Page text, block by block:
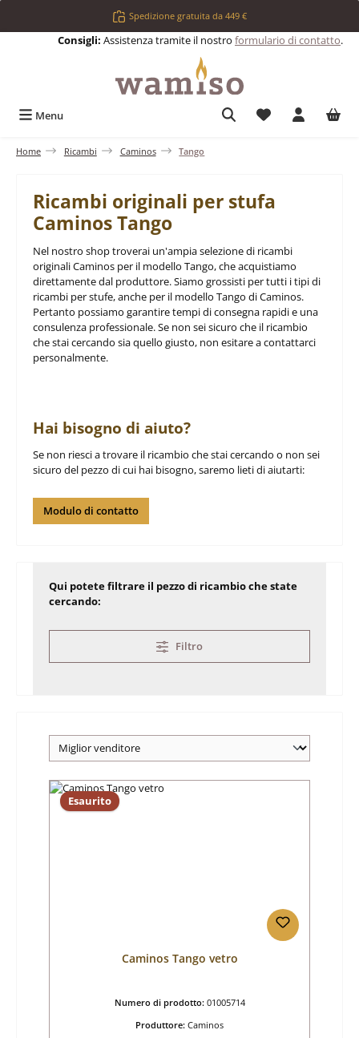
Passa al contenuto principaleSpedizione gratuita da 449 €
Consigli: Assistenza tramite il nostro formulario di contatto.
Menu Hai 0 articoli
Home Ricambi Caminos Tango
Ricambi originali per stufa
Caminos Tango
Nel nostro shop troverai un'ampia selezione di ricambi
originali Caminos per il modello Tango, che acquistiamo
direttamente dal produttore. Siamo grossisti per tutti i tipi di
ricambi per stufe, anche per il modello Tango di Caminos.
Pertanto possiamo garantire tempi di consegna rapidi e una
consulenza professionale. Se non sei sicuro che il ricambio
che stai cercando sia quello giusto, non esitare a contattarci
personalmente.
Hai bisogno di aiuto?
Se non riesci a trovare il ricambio che stai cercando o non sei
sicuro del pezzo di cui hai bisogno, saremo lieti di aiutarti:
Modulo di contatto
Qui potete filtrare il pezzo di ricambio che state
cercando:
Filtro
Esaurito
Caminos Tango vetro
Numero di prodotto: 01005714
Produttore: Caminos